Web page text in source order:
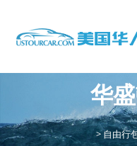
华
>自由行